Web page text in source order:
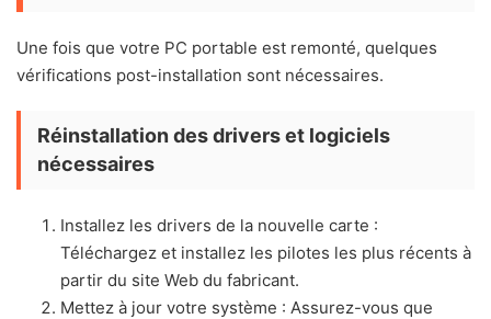
Une fois que votre PC portable est remonté, quelques
vérifications post-installation sont nécessaires.
Réinstallation des drivers et logiciels
nécessaires
Installez les drivers de la nouvelle carte :
Téléchargez et installez les pilotes les plus récents à
partir du site Web du fabricant.
Mettez à jour votre système : Assurez-vous que